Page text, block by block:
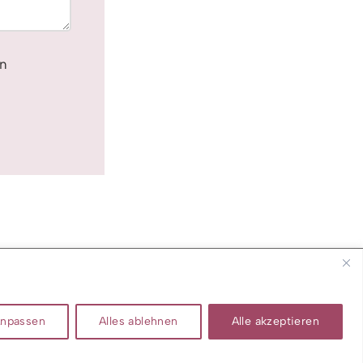
Alles ablehnen Alle akzeptieren